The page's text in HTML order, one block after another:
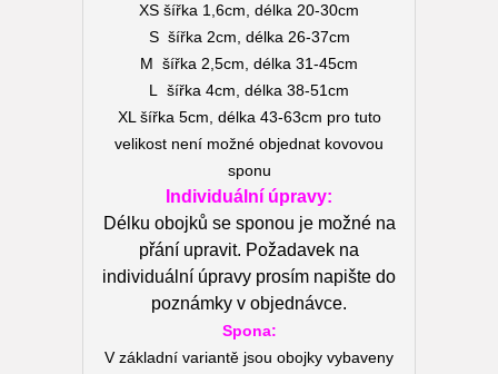
XS šířka 1,6cm, délka 20-30cm
S šířka 2cm, délka 26-37cm
M šířka 2,5cm, délka 31-45cm
L šířka 4cm, délka 38-51cm
XL šířka 5cm, délka 43-63cm pro tuto
velikost není možné objednat kovovou
sponu
Individuální úpravy:
Délku obojků se sponou je možné na
přání upravit. Požadavek na
individuální úpravy prosím napište do
poznámky v objednávce.
Spona:
V základní variantě jsou obojky vybaveny